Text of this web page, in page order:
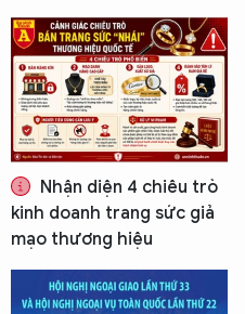
Nhận diện 4 chiêu trò
kinh doanh trang sức giả
mạo thương hiệu